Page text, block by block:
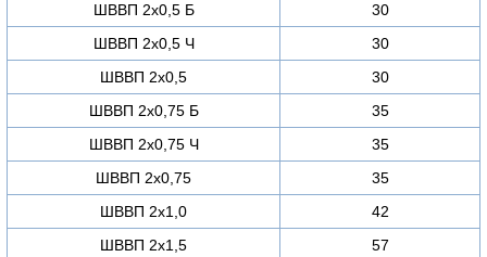
ШВВП 2х0,5 Б
30
ШВВП 2х0,5 Ч
30
ШВВП 2х0,5
30
ШВВП 2х0,75 Б
35
ШВВП 2х0,75 Ч
35
ШВВП 2х0,75
35
ШВВП 2х1,0
42
ШВВП 2х1,5
57